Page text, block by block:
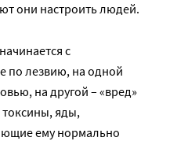
они настроить людей.
с
по лезвию, на одной
на другой – «вред»
яды,
ему нормально